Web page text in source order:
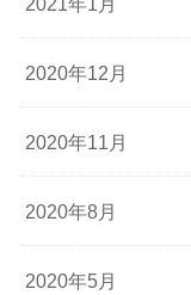
2020年12月
2020年11月
2020年8月
2020年5月